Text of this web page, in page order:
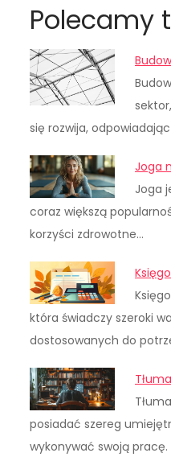
Polecamy
się rozwija,
Joga
Joga
coraz większą
korzyści zdrowotne…
która świadczy szeroki
dostosowanych do
posiadać szereg
wykonywać swoją pracę.